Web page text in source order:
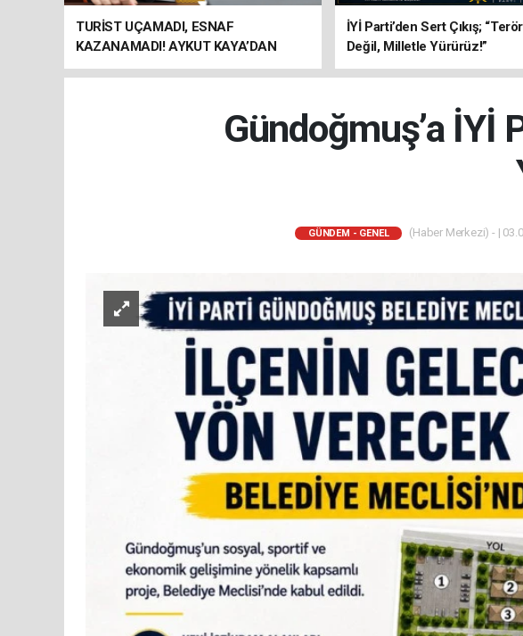
TURİST UÇAMADI, ESNAF
KAZANAMADI! AYKUT KAYA’DAN
"BAGAJ HAKKI" ÇAĞRISI
İYİ Parti’den Sert Çıkış;
Değil, Milletle Yürürüz!”
Gündoğmuş’a İYİ
GÜNDEM - GENEL (Haber Merkezi) - |